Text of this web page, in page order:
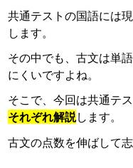
共通テストの国語には
します。
その中でも、古文は単
にくいですよね。
そこで、今回は共通テ
それぞれ解説します。
古文の点数を伸ばして